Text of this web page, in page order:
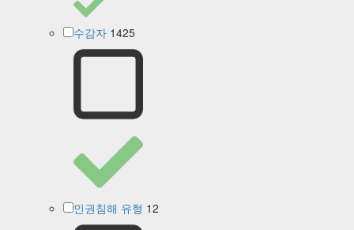
수감자 1425
인권침해 유형 12